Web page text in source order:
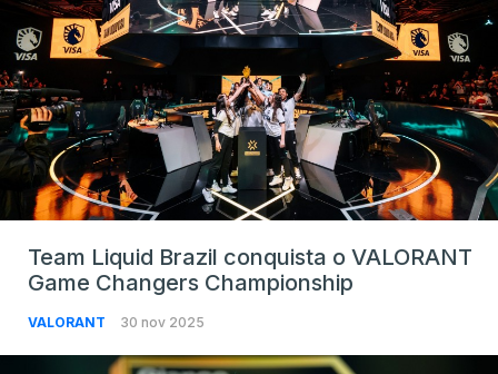
Team Liquid Brazil conquista o VALORANT
Game Changers Championship
VALORANT 30 nov 2025